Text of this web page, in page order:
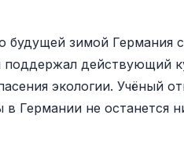
будущей зимой
поддержал действующий
экологии. Учёный
Германии не останется